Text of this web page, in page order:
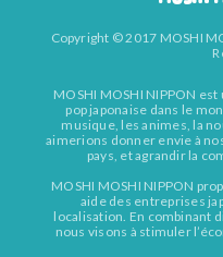
Copyright © 2017 MOSHI
MOSHI MOSHI NIPPON
pop japonaise dans le
musique, les animes, la
aimerions donner envie à
pays, et agrandir la
MOSHI MOSHI NIPPON
aide des entreprises
localisation. En combinant
nous visons à stimuler